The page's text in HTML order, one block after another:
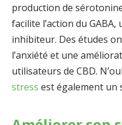
production de
facilite l’action du
inhibiteur. Des études
l’anxiété et une
utilisateurs de CBD.
stress est également un